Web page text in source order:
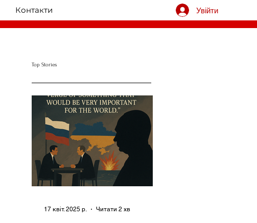
Контакти Увійти
Top Stories
17 квіт. 2025 р. Читати 2 хв